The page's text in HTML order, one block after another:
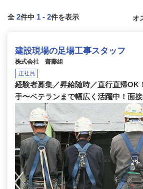
全 2件中 1 - 2件を表示
建設現場の足場工事スタッフ
株式会社 齋藤組
正社員
経験者募集／昇給随時／直行直帰OK
手〜ベテランまで幅広く活躍中！面接